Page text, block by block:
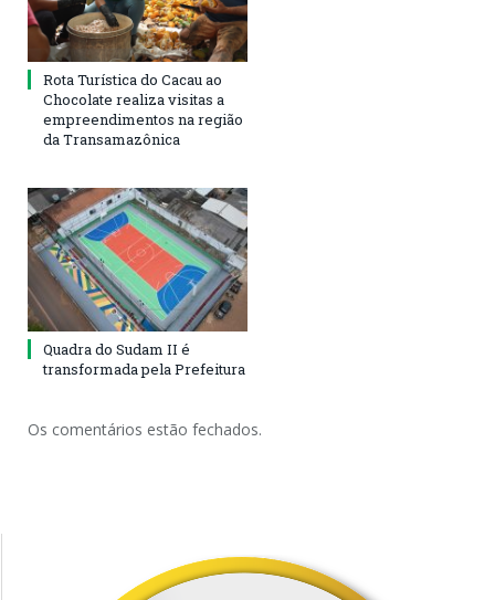
Rota Turística do Cacau ao
Chocolate realiza visitas a
empreendimentos na região
da Transamazônica
Quadra do Sudam II é
transformada pela Prefeitura
Os comentários estão fechados.